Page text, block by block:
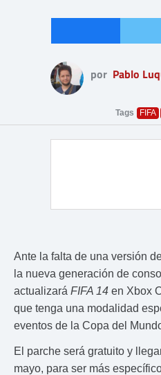
por Pablo
Tags FIFA
Ante la falta de una versión
la nueva generación de
actualizará FIFA 14 en Xbox
que tenga una modalidad
eventos de la Copa del
El parche será gratuito y
mayo, para ser más